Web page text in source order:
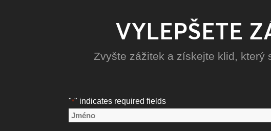
VYLEPŠETE
Zvyšte zážitek a získejte klid, který
"*" indicates required fields
Název